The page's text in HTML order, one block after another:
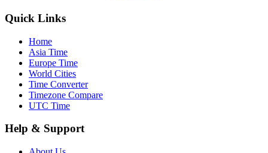
Quick Links
Home
Asia Time
Europe Time
World Cities
Time Converter
Timezone Compare
UTC Time
Help & Support